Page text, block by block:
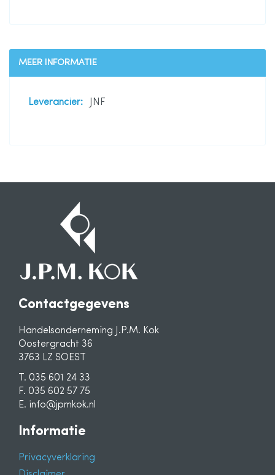
MEER INFORMATIE
Meer
JNF
Contactgegevens
Handelsonderneming J.P.M. Kok
Oostergracht 36
3763 LZ SOEST
T. 035 601 24 33
F. 035 602 57 75
E. info@jpmkok.nl
Informatie
Privacyverklaring